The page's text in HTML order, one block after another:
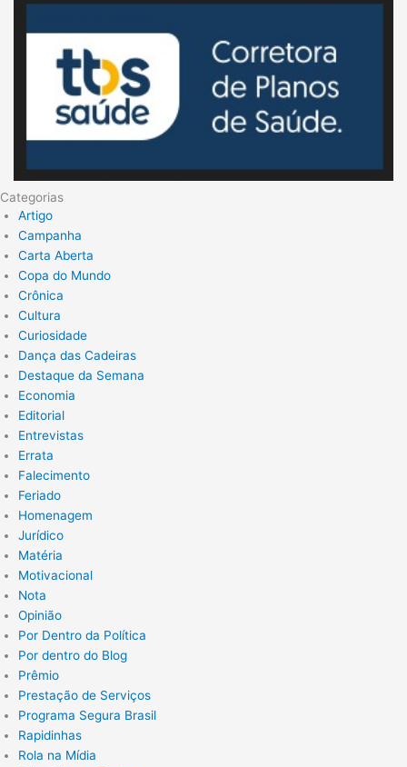
Categorias
Artigo
Campanha
Carta Aberta
Copa do Mundo
Crônica
Cultura
Curiosidade
Dança das Cadeiras
Destaque da Semana
Economia
Editorial
Entrevistas
Errata
Falecimento
Feriado
Homenagem
Jurídico
Matéria
Motivacional
Nota
Opinião
Por Dentro da Política
Por dentro do Blog
Prêmio
Prestação de Serviços
Programa Segura Brasil
Rapidinhas
Rola na Mídia